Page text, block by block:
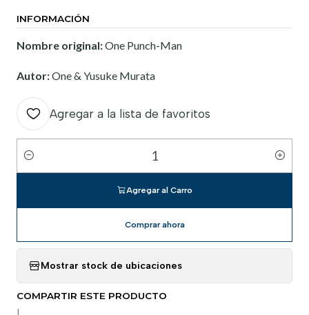
INFORMACIÓN
Nombre original:One Punch-Man
Autor:One & Yusuke Murata
Agregar a la lista de favoritos
Cantidad
Agregar al Carro
Comprar ahora
Mostrar stock de ubicaciones
COMPARTIR ESTE PRODUCTO